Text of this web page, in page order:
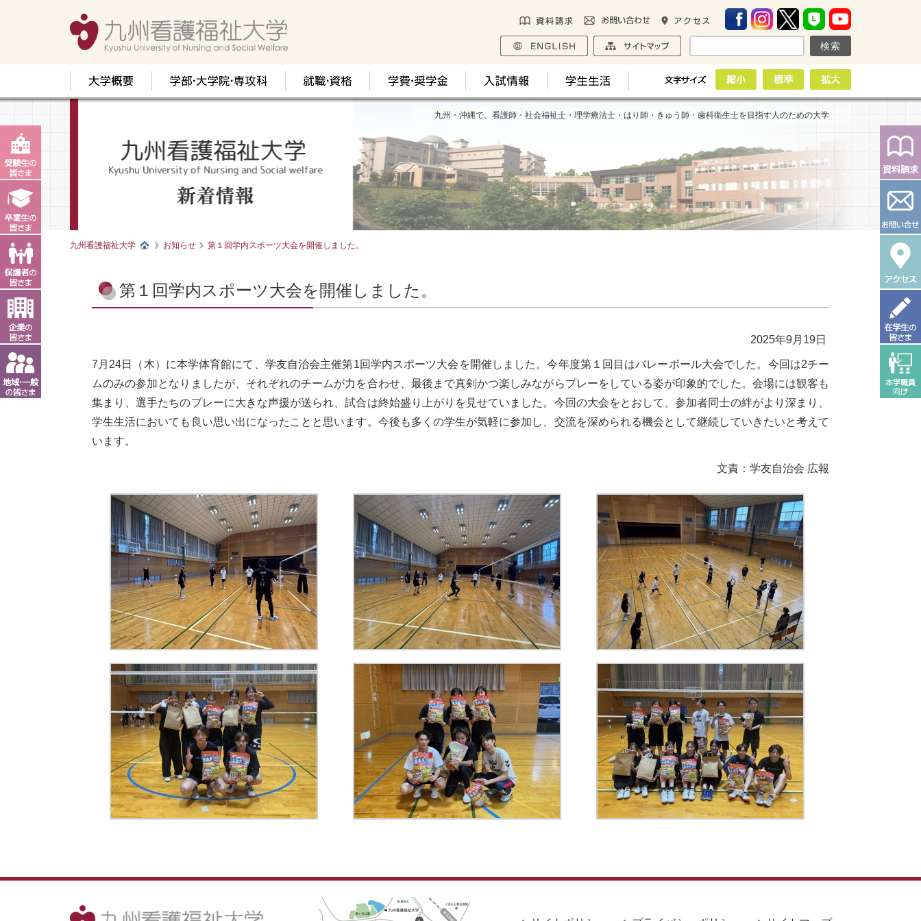
九州・沖縄で、看護師・社会福祉士・理学療法士・はり師・きゅう師・歯科衛生士を目指す人のための大学
九州看護福祉大学 お知らせ 第１回学内スポーツ大会を開催しました。
第１回学内スポーツ大会を開催しました。
2025年9月19日
7月 24日（木）に本学体育館にて、学友自治会主催第1回学内スポーツ大会を開催しました。今年度第１回目はバレーボール大会でした。今回は2チー
ムのみの参加となりましたが、それぞれのチームが力を合わせ、最後まで真剣かつ楽しみながらプレーをしている姿が印象的でした。会場には観客も
集まり、選手たちのプレーに大きな声援が送られ、試合は終始盛り上がりを見せていました。今回の大会をとおして、参加者同士の絆がより深まり、
学生生活においても良い思い出になったことと思います。今後も多くの学生が気軽に参加し、交流を深められる機会として継続していきたいと考えて
います。
文責：学友自治会 広報